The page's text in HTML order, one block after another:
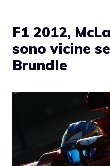
F1 2012,
sono vicine
Brundle